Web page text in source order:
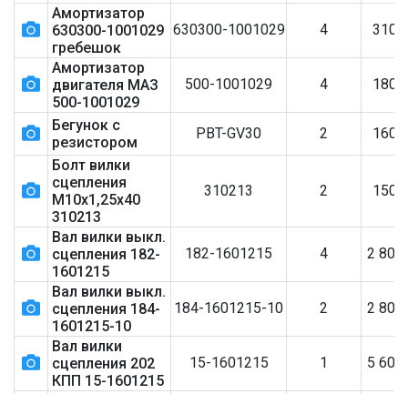
Амортизатор
630300-1001029
гребешок
630300-1001029 4 310
Амортизатор
двигателя МАЗ
500-1001029
500-1001029 4 180
Бегунок с
резистором
PBT-GV30 2 160
Болт вилки
сцепления
М10х1,25х40
310213
310213 2 150
Вал вилки выкл.
сцепления 182-
1601215
182-1601215 4 2 800
Вал вилки выкл.
сцепления 184-
1601215-10
184-1601215-10 2 2 800
Вал вилки
сцепления 202
КПП 15-1601215
15-1601215 1 5 600